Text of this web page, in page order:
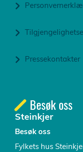
Pressekontakter
Besøk oss
Steinkjer
Besøk oss
Fylkets hus